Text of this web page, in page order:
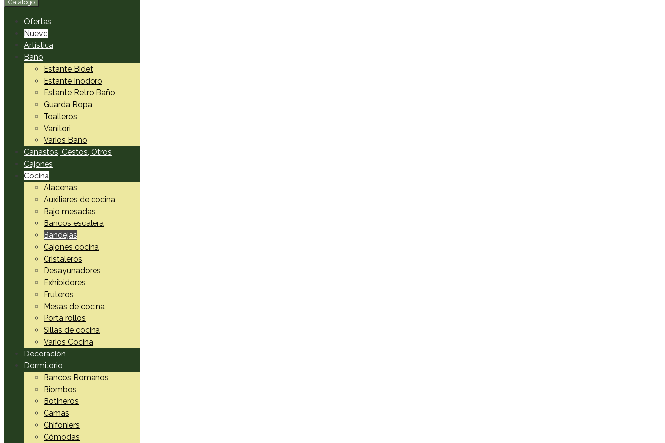
Catálogo
Ofertas
Nuevo
Artística
Baño
Estante Bidet
Estante Inodoro
Estante Retro Baño
Guarda Ropa
Toalleros
Vanitori
Varios Baño
Canastos, Cestos, Otros
Cajones
Cocina
Alacenas
Auxiliares de cocina
Bajo mesadas
Bancos escalera
Bandejas
Cajones cocina
Cristaleros
Desayunadores
Exhibidores
Fruteros
Mesas de cocina
Porta rollos
Sillas de cocina
Varios Cocina
Decoración
Dormitorio
Bancos Romanos
Biombos
Botineros
Camas
Chifoniers
Cómodas